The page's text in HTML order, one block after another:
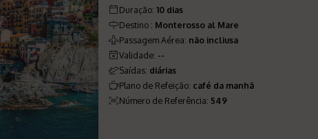
Duração:10 dias
Destino : Monterosso al Mare
Passagem Aérea: não incliusa
Validade: --
Saídas: diárias
Plano de Refeição: café da manhã
Número de Referência: 549